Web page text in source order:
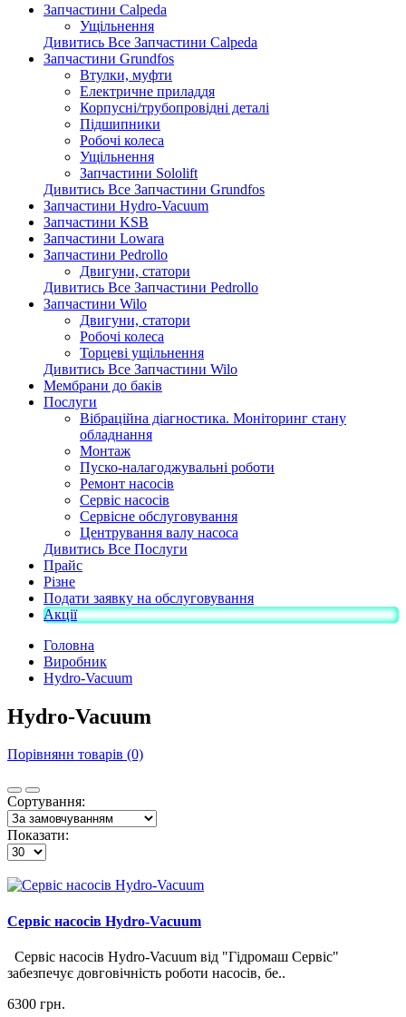
Запчастини Calpeda
Ущільнення
Дивитись Все Запчастини Calpeda
Запчастини Grundfos
Втулки, муфти
Електричне приладдя
Корпусні/трубопровідні деталі
Підшипники
Робочі колеса
Ущільнення
Запчастини Sololift
Дивитись Все Запчастини Grundfos
Запчастини Hydro-Vacuum
Запчастини KSB
Запчастини Lowara
Запчастини Pedrollo
Двигуни, статори
Дивитись Все Запчастини Pedrollo
Запчастини Wilo
Двигуни, статори
Робочі колеса
Торцеві ущільнення
Дивитись Все Запчастини Wilo
Мембрани до баків
Послуги
Вібраційна діагностика. Моніторинг стану
обладнання
Монтаж
Пуско-налагоджувальні роботи
Ремонт насосів
Сервіс насосів
Сервісне обслуговування
Центрування валу насоса
Дивитись Все Послуги
Прайс
Різне
Подати заявку на обслуговування
Акції
Головна
Виробник
Hydro-Vacuum
Hydro-Vacuum
Порівнянн товарів (0)
Сортування:
Показати:
Сервіс насосів Hydro-Vacuum
Сервіс насосів Hydro-Vacuum від "Гідромаш Сервіс"
забезпечує довговічність роботи насосів, бе..
6300 грн.